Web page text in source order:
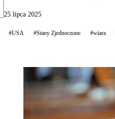
25 lipca 2025
#USA #Stany Zjednoczone #wiara